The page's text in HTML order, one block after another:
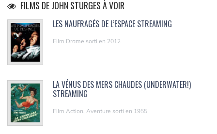
FILMS DE JOHN STURGES À VOIR
LES NAUFRAGÉS DE L’ESPACE STREAMING
Film Drame sorti en 2012
LA VÉNUS DES MERS CHAUDES (UNDERWATER!)
STREAMING
Film Action, Aventure sorti en 1955